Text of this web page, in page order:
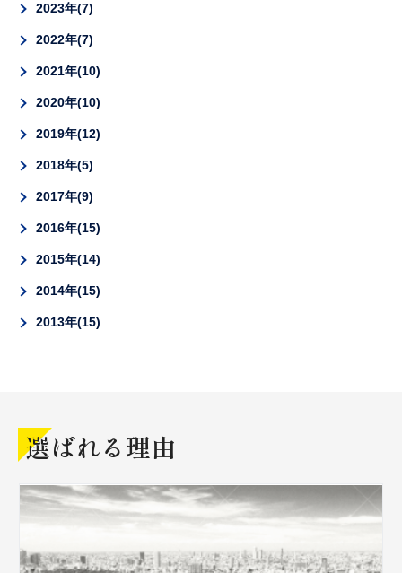
2023年 7
2022年 7
2021年 10
2020年 10
2019年 12
2018年 5
2017年 9
2016年 15
2015年 14
2014年 15
2013年 15
選ばれる理由